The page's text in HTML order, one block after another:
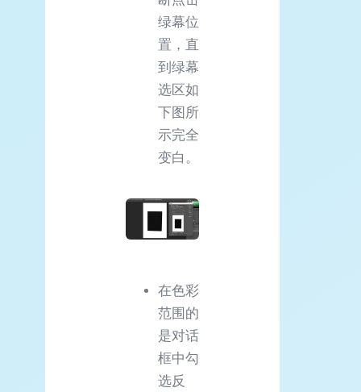
绿幕位
置，直
到绿幕
选区如
下图所
示完全
变白。
在色彩
范围的
是对话
框中勾
选反